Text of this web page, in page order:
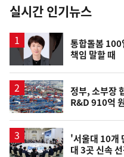
뉴
스
실시간 인기뉴스
통합돌봄 100
책임 말할 때
정부, 소부장
R&D 910억
'서울대 10개
대 3곳 신속